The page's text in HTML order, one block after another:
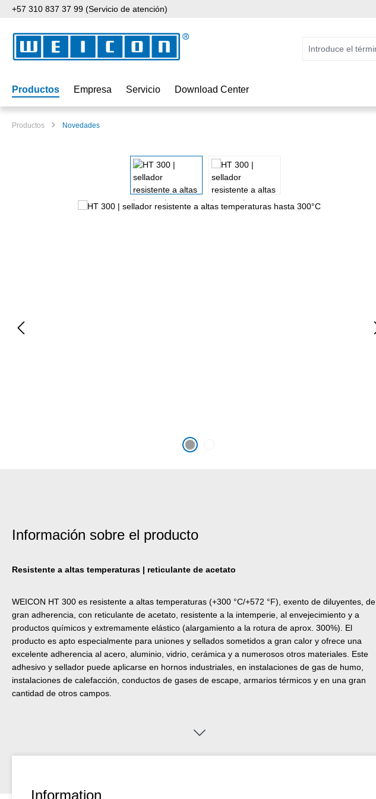
al contenido principal
Saltar a la búsqueda
Saltar a la navegación principal
+57 310 837 37 99 (Servicio de atención)
Productos Empresa Servicio Download Center
Productos Novedades
Información sobre el producto
Resistente a altas temperaturas | reticulante de acetato
WEICON HT 300 es resistente a altas temperaturas (+300 °C/+572 °F), exento de diluyentes, de
gran adherencia, con reticulante de acetato, resistente a la intemperie, al envejecimiento y a
productos químicos y extremamente elástico (alargamiento a la rotura de aprox. 300%). El
producto es apto especialmente para uniones y sellados sometidos a gran calor y ofrece una
excelente adherencia al acero, aluminio, vidrio, cerámica y a numerosos otros materiales. Este
adhesivo y sellador puede aplicarse en hornos industriales, en instalaciones de gas de humo,
instalaciones de calefacción, conductos de gases de escape, armarios térmicos y en una gran
cantidad de otros campos.
Information